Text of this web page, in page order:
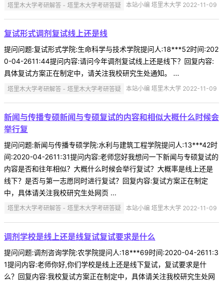
塔里木大学考研解答 - 塔里木大学考研答疑 本站小编 塔里木大学 2022-11-09
复试形式调剂复试线上还是线
提问问题:复试形式学院:生命科学与技术学院提问人:18***52时间:202
0-04-2611:44提问内容:请问今年调剂复试线上还是线下？回复内容:
具体复试方案正在制定中，请关注我校研究生处通知。 ...
塔里木大学考研解答 - 塔里木大学考研答疑 本站小编 塔里木大学 2022-11-09
新闻与传播专硕新闻与专硕复试的内容和相似大概什么时候会
举行复
提问问题:新闻与传播专硕学院:水利与建筑工程学院提问人:13***42时
间:2020-04-2611:31提问内容:老师您好我想问一下新闻与专硕复试的
内容是否和往年相似？大概什么时候会举行复试？大概率是线上还是
线下？是否与第一志愿同时进行复试？回复内容:复试方案正在制定
中，具体请关注我校研究生处网页 ...
塔里木大学考研解答 - 塔里木大学考研答疑 本站小编 塔里木大学 2022-11-09
调剂学校是线上还是线复试复试要求是什么
提问问题:调剂咨询学院:农学院提问人:18***69时间:2020-04-2611:3
1提问内容:老师你好,你们学校是线上还是线下复试，复试要求是什
么？回复内容:我校复试方案正在制定中，具体请关注我校研究生处网